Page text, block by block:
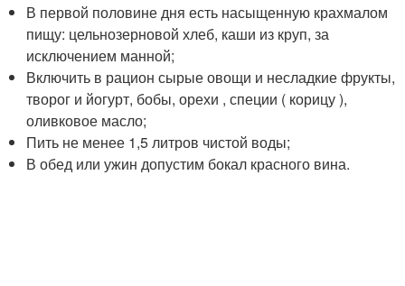
В первой половине дня есть насыщенную крахмалом
пищу: цельнозерновой хлеб, каши из круп, за
исключением манной;
Включить в рацион сырые овощи и несладкие фрукты,
творог и йогурт, бобы, орехи , специи ( корицу ),
оливковое масло;
Пить не менее 1,5 литров чистой воды;
В обед или ужин допустим бокал красного вина.